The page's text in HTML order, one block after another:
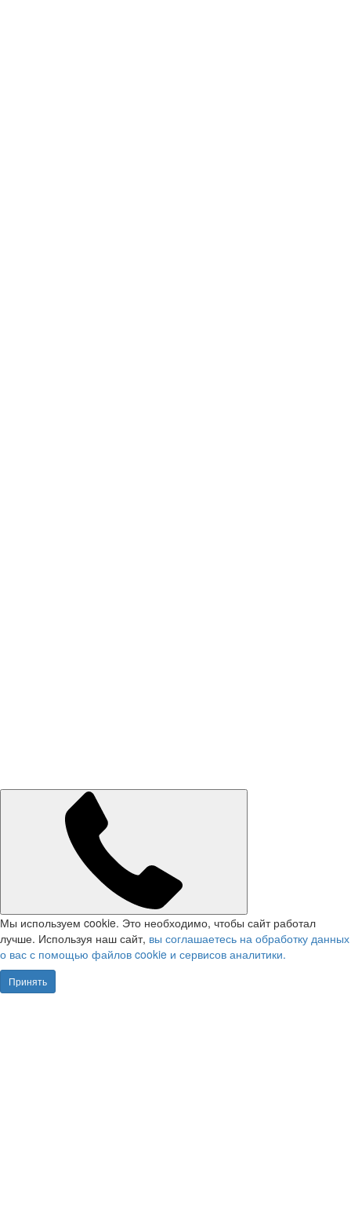
Мы используем cookie. Это необходимо, чтобы сайт работал
лучше. Используя наш сайт, вы соглашаетесь на обработку данных
о вас с помощью файлов cookie и сервисов аналитики.
Принять